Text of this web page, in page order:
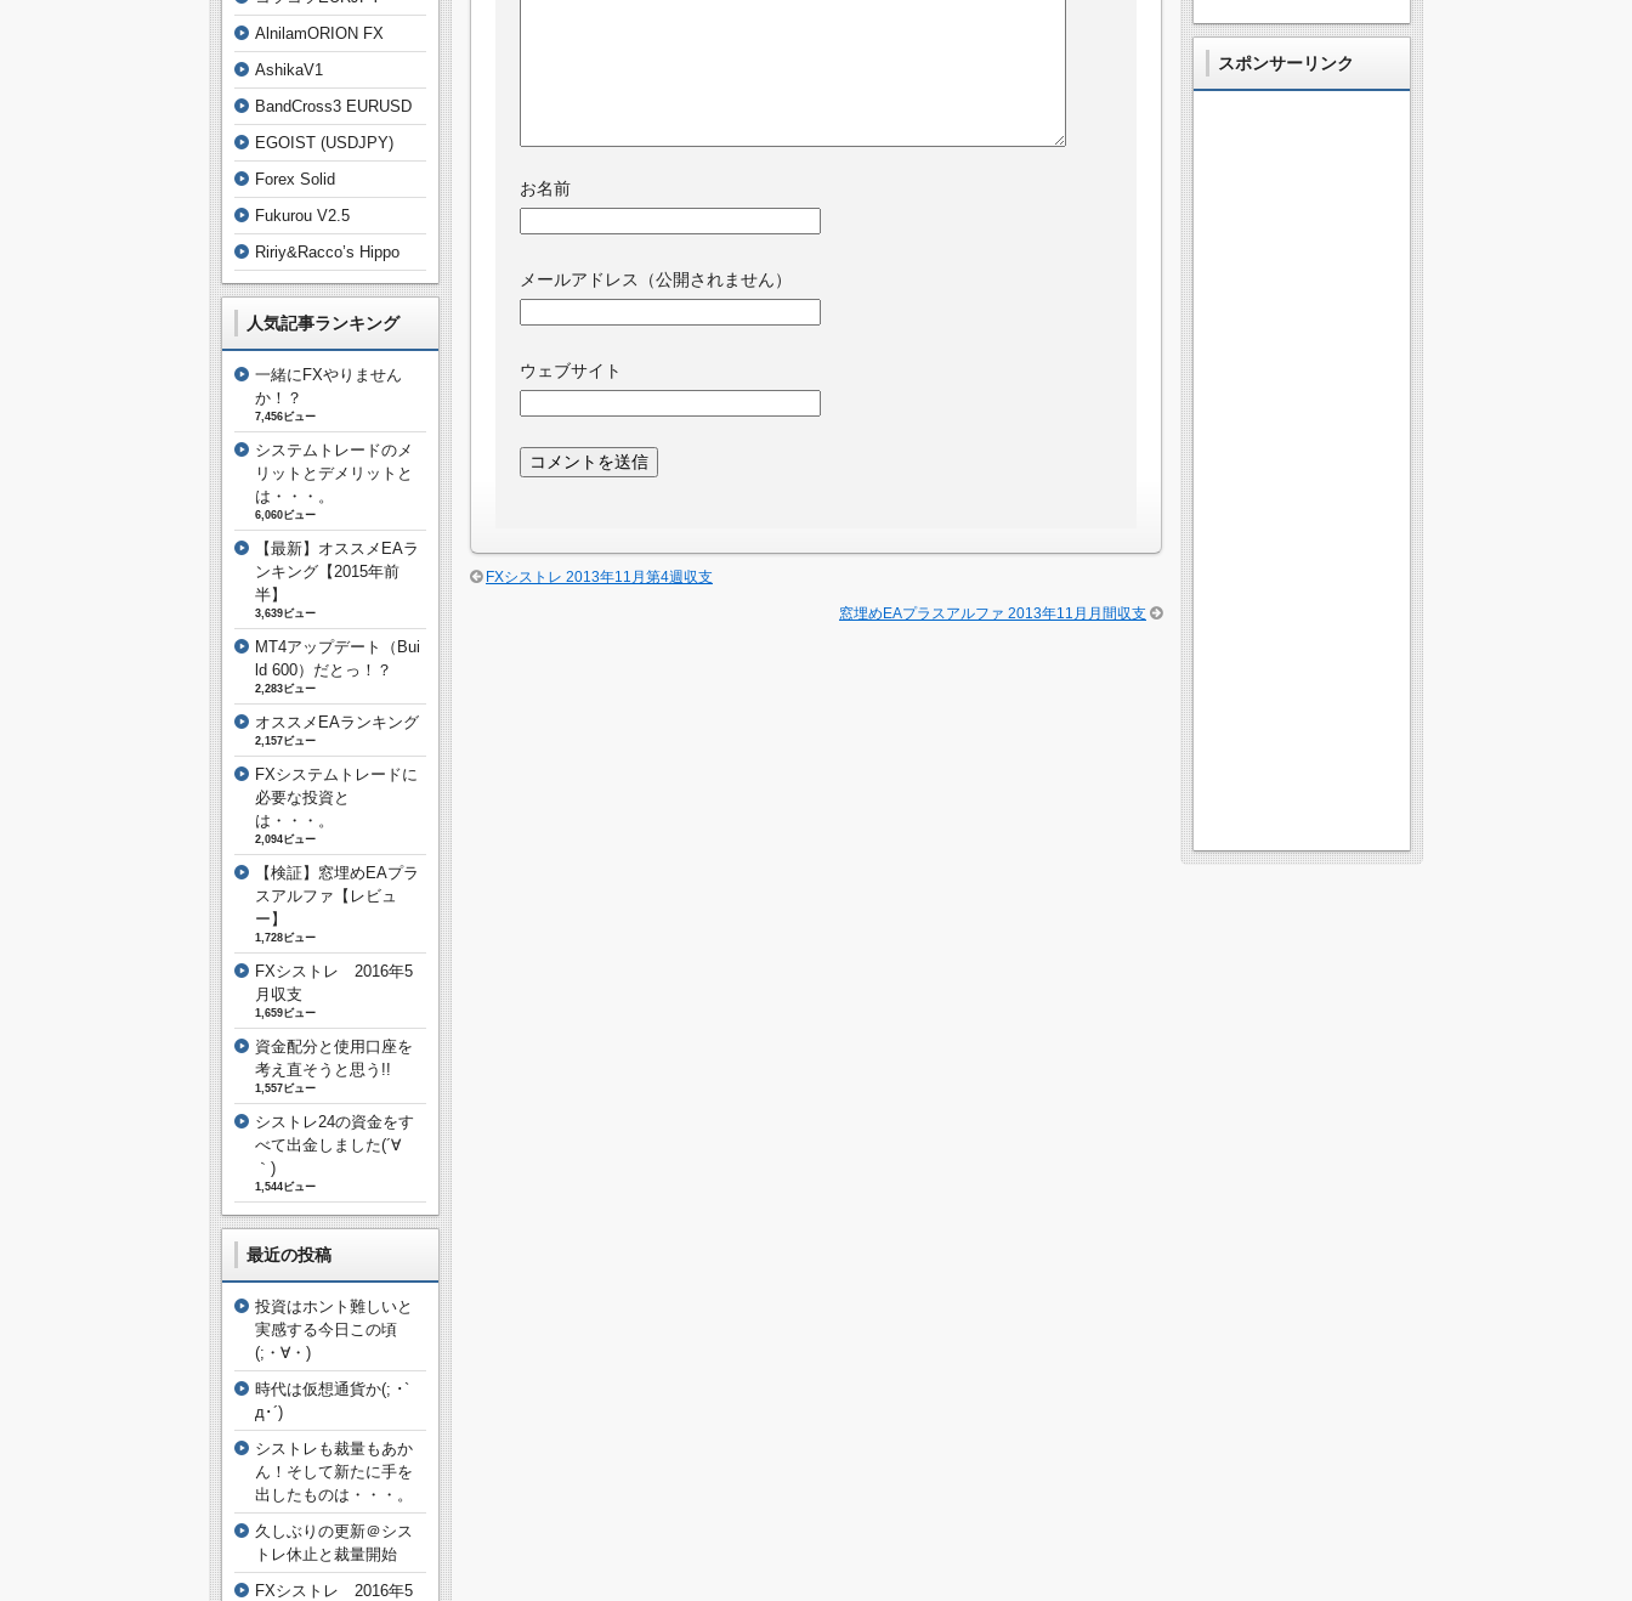
お名前
メールアドレス（公開されません）
ウェブサイト
FXシストレ 2013年11月第4週収支
窓埋めEAプラスアルファ 2013年11月月間収支
AlnilamORION FX
AshikaV1
BandCross3 EURUSD
EGOIST (USDJPY)
Forex Solid
Fukurou V2.5
Ririy&Racco’s Hippo
人気記事ランキング
一緒にFXやりません
か！？
7,456ビュー
システムトレードのメ
リットとデメリットと
は・・・。
6,060ビュー
【最新】オススメEAラ
ンキング【2015年前
半】
3,639ビュー
MT4アップデート（Bui
ld 600）だとっ！？
2,283ビュー
オススメEAランキング
2,157ビュー
FXシステムトレードに
必要な投資と
は・・・。
2,094ビュー
【検証】窓埋めEAプラ
スアルファ【レビュ
ー】
1,728ビュー
FXシストレ 2016年5
月収支
1,659ビュー
資金配分と使用口座を
考え直そうと思う!!
1,557ビュー
シストレ24の資金をす
べて出金しました(´∀
｀)
1,544ビュー
最近の投稿
投資はホント難しいと
実感する今日この頃
(;・∀・)
時代は仮想通貨か(; ･`
д･´)
シストレも裁量もあか
ん！そして新たに手を
出したものは・・・。
久しぶりの更新＠シス
トレ休止と裁量開始
FXシストレ 2016年5
スポンサーリンク